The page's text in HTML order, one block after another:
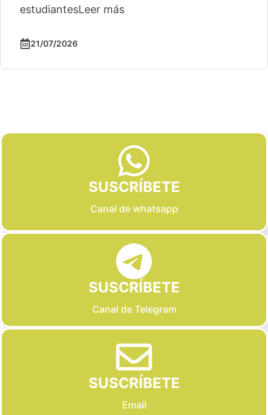
estudiantesLeer más
21/07/2026
SUSCRÍBETE
Canal de whatsapp
SUSCRÍBETE
Canal de Telegram
SUSCRÍBETE
Email